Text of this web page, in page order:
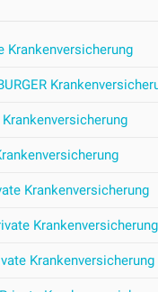
Krankenversicherung
Krankenversicherung
Krankenversicherung
Krankenversicherung